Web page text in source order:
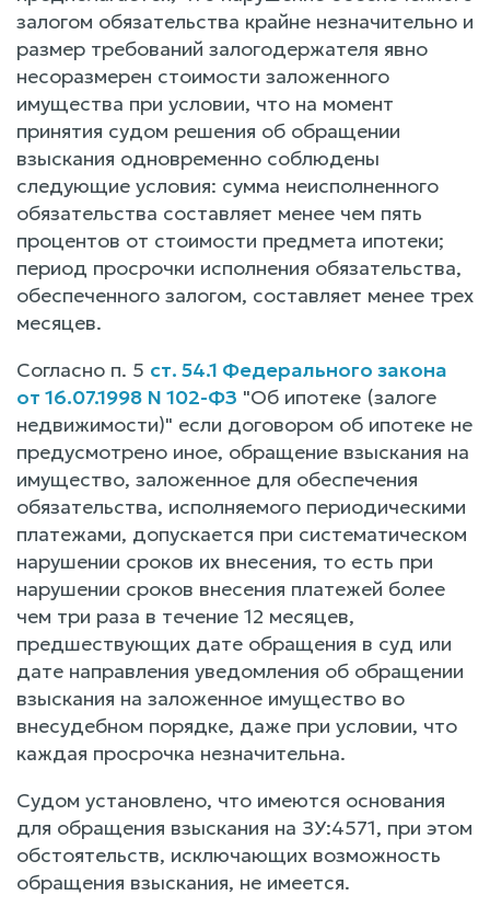
залогом обязательства крайне незначительно и
размер требований залогодержателя явно
несоразмерен стоимости заложенного
имущества при условии, что на момент
принятия судом решения об обращении
взыскания одновременно соблюдены
следующие условия: сумма неисполненного
обязательства составляет менее чем пять
процентов от стоимости предмета ипотеки;
период просрочки исполнения обязательства,
обеспеченного залогом, составляет менее трех
месяцев.
Согласно п. 5 ст. 54.1 Федерального закона
от 16.07.1998 N 102-ФЗ "Об ипотеке (залоге
недвижимости)" если договором об ипотеке не
предусмотрено иное, обращение взыскания на
имущество, заложенное для обеспечения
обязательства, исполняемого периодическими
платежами, допускается при систематическом
нарушении сроков их внесения, то есть при
нарушении сроков внесения платежей более
чем три раза в течение 12 месяцев,
предшествующих дате обращения в суд или
дате направления уведомления об обращении
взыскания на заложенное имущество во
внесудебном порядке, даже при условии, что
каждая просрочка незначительна.
Судом установлено, что имеются основания
для обращения взыскания на ЗУ:4571, при этом
обстоятельств, исключающих возможность
обращения взыскания, не имеется.